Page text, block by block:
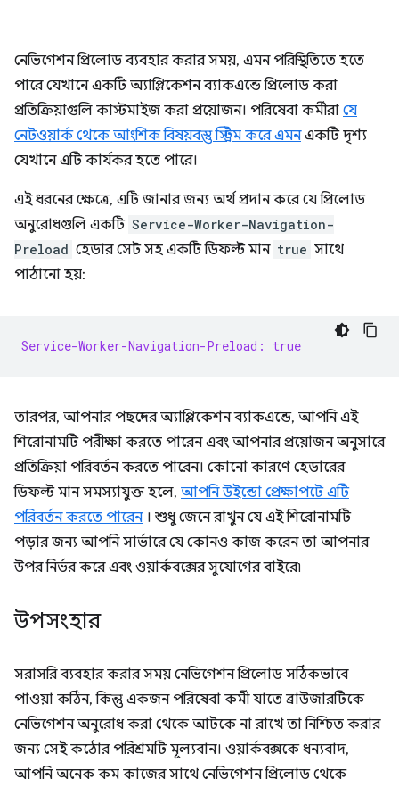
নেভিগেশন প্রিলোড ব্যবহার করার সময়, এমন পরিস্থিতিতে হতে
পারে যেখানে একটি অ্যাপ্লিকেশন ব্যাকএন্ডে প্রিলোড করা
প্রতিক্রিয়াগুলি কাস্টমাইজ করা প্রয়োজন। পরিষেবা কর্মীরা যে
নেটওয়ার্ক থেকে আংশিক বিষয়বস্তু স্ট্রিম করে এমনএকটি দৃশ্য
যেখানে এটি কার্যকর হতে পারে।
এই ধরনের ক্ষেত্রে, এটি জানার জন্য অর্থ প্রদান করে যে প্রিলোড
অনুরোধগুলি একটি Service-Worker-Navigation-
Preload হেডার সেট সহ একটি ডিফল্ট মান true সাথে
পাঠানো হয়:
Service-Worker-Navigation-Preload: true
তারপর, আপনার পছন্দের অ্যাপ্লিকেশন ব্যাকএন্ডে, আপনি এই
শিরোনামটি পরীক্ষা করতে পারেন এবং আপনার প্রয়োজন অনুসারে
প্রতিক্রিয়া পরিবর্তন করতে পারেন। কোনো কারণে হেডারের
ডিফল্ট মান সমস্যাযুক্ত হলে, আপনি উইন্ডো প্রেক্ষাপটে এটি
পরিবর্তন করতে পারেন। শুধু জেনে রাখুন যে এই শিরোনামটি
পড়ার জন্য আপনি সার্ভারে যে কোনও কাজ করেন তা আপনার
উপর নির্ভর করে এবং ওয়ার্কবক্সের সুযোগের বাইরে৷
উপসংহার
সরাসরি ব্যবহার করার সময় নেভিগেশন প্রিলোড সঠিকভাবে
পাওয়া কঠিন, কিন্তু একজন পরিষেবা কর্মী যাতে ব্রাউজারটিকে
নেভিগেশন অনুরোধ করা থেকে আটকে না রাখে তা নিশ্চিত করার
জন্য সেই কঠোর পরিশ্রমটি মূল্যবান। ওয়ার্কবক্সকে ধন্যবাদ,
আপনি অনেক কম কাজের সাথে নেভিগেশন প্রিলোড থেকে